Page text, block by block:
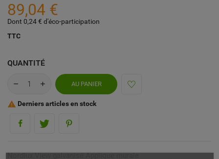
89,04 €
Dont 0,24 € d'éco-participation
TTC
QUANTITÉ
AU PANIER
 Derniers articles en stock